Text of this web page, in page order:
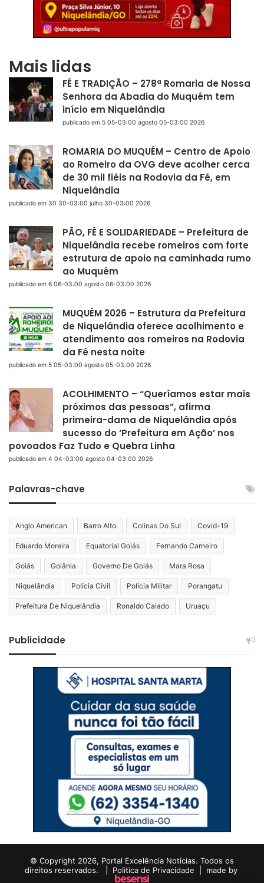
Mais lidas
FÉ E TRADIÇÃO – 278ª Romaria de Nossa
Senhora da Abadia do Muquém tem
início em Niquelândia
publicado em 5 05-03:00 agosto 05-03:00 2026
ROMARIA DO MUQUÉM – Centro de Apoio
ao Romeiro da OVG deve acolher cerca
de 30 mil fiéis na Rodovia da Fé, em
Niquelândia
publicado em 30 30-03:00 julho 30-03:00 2026
PÃO, FÉ E SOLIDARIEDADE – Prefeitura de
Niquelândia recebe romeiros com forte
estrutura de apoio na caminhada rumo
ao Muquém
publicado em 6 06-03:00 agosto 06-03:00 2026
MUQUÉM 2026 – Estrutura da Prefeitura
de Niquelândia oferece acolhimento e
atendimento aos romeiros na Rodovia
da Fé nesta noite
publicado em 5 05-03:00 agosto 05-03:00 2026
ACOLHIMENTO – “Queríamos estar mais
próximos das pessoas”, afirma
primeira-dama de Niquelândia após
sucesso do ‘Prefeitura em Ação’ nos
povoados Faz Tudo e Quebra Linha
publicado em 4 04-03:00 agosto 04-03:00 2026
Palavras-chave
Anglo American Barro Alto Colinas Do Sul Covid-19
Eduardo Moreira Equatorial Goiás Fernando Carneiro
Goiás Goiânia Governo De Goiás Mara Rosa
Niquelândia Polícia Civil Polícia Militar Porangatu
Prefeitura De Niquelândia Ronaldo Caiado Uruaçu
Publicidade
© Copyright 2026, Portal Excelência Notícias. Todos os
direitos reservados. | Politica de Privacidade | made by